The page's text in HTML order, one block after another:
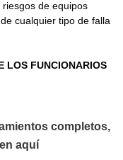
de equipos
cualquier tipo de falla
LOS FUNCIONARIOS
completos,
aquí